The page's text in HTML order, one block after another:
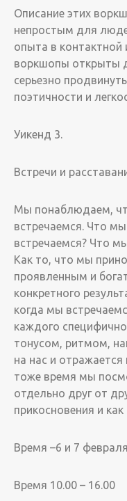
Описание этих
непростым для
опыта в
воркшопы открыты
серьезно
поэтичности и
Уикенд 3.
Встречи и
Мы понаблюдаем,
встречаемся. Что
встречаемся? Что
Как то, что мы
проявленным и
конкретного
когда мы
каждого
тонусом, ритмом,
на нас и
тоже время мы
отдельно друг от
прикосновения и
Время –6 и 7
Время 10.00 – 16.00